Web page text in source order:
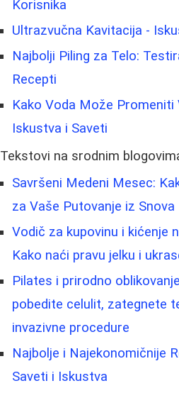
Korisnika
Ultrazvučna Kavitacija -
Najbolji Piling za Telo:
Recepti
Kako Voda Može Promeniti
Iskustva i Saveti
Tekstovi na srodnim
Savršeni Medeni Mesec:
za Vaše Putovanje iz Snova
Vodič za kupovinu i kićenje
Kako naći pravu jelku i
Pilates i prirodno
pobedite celulit, zategnete
invazivne procedure
Najbolje i Najekonomičnije
Saveti i Iskustva